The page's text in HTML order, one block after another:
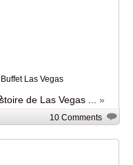
Buffet Las Vegas
de Las Vegas ... »
10 Comments